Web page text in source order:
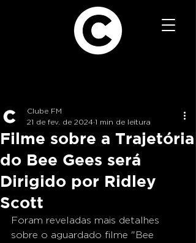
Filme sobre a Trajetória
do Bee Gees será
Dirigido por Ridley
Scott
Clube FM
21 de fev. de 2024 1 min de leitura
Foram reveladas mais detalhes
sobre o aguardado filme "Bee